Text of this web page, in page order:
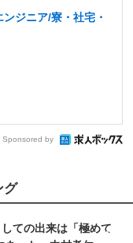
ジニア/寮・社宅・
Sponsored by
グ
ての出来は「極めて